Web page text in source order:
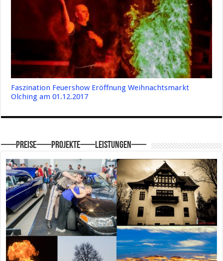
Faszination Feuershow Eröffnung Weihnachtsmarkt
Olching am 01.12.2017
—–Preise—–Projekte—–Leistungen—–